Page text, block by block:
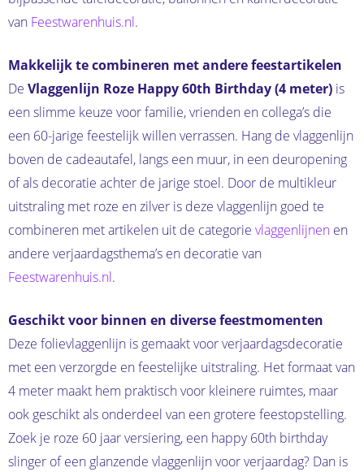
van Feestwarenhuis.nl.
Makkelijk te combineren met andere feestartikelen
De Vlaggenlijn Roze Happy 60th Birthday (4 meter) is
een slimme keuze voor familie, vrienden en collega’s die
een 60-jarige feestelijk willen verrassen. Hang de vlaggenlijn
boven de cadeautafel, langs een muur, in een deuropening
of als decoratie achter de jarige stoel. Door de multikleur
uitstraling met roze en zilver is deze vlaggenlijn goed te
combineren met artikelen uit de categorie vlaggenlijnen en
andere verjaardagsthema’s en decoratie van
Feestwarenhuis.nl.
Geschikt voor binnen en diverse feestmomenten
Deze folievlaggenlijn is gemaakt voor verjaardagsdecoratie
met een verzorgde en feestelijke uitstraling. Het formaat van
4 meter maakt hem praktisch voor kleinere ruimtes, maar
ook geschikt als onderdeel van een grotere feestopstelling.
Zoek je roze 60 jaar versiering, een happy 60th birthday
slinger of een glanzende vlaggenlijn voor verjaardag? Dan is